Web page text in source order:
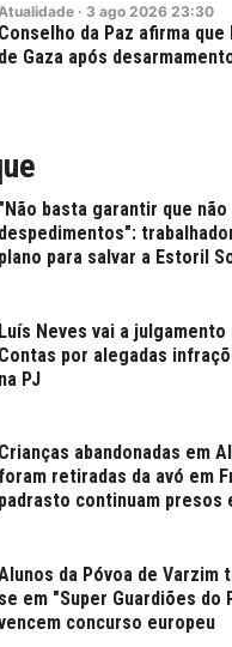
Atualidade · 3 ago 2026 23:30
Conselho da Paz afirma
de Gaza após
"Não basta garantir que não
despedimentos":
plano para salvar a Estoril
Luís Neves vai a julgamento
Contas por alegadas
na PJ
Crianças abandonadas em
foram retiradas da avó em
padrasto continuam presos
da Póvoa de Varzim
se em "Super Guardiões do
concurso europeu